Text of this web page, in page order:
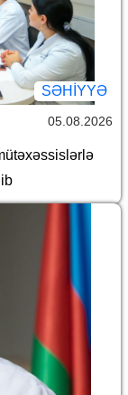
SƏHIYYƏ
05.08.2026